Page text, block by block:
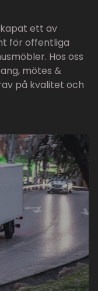
ett av
för offentliga
Hos oss
mötes &
på kvalitet och